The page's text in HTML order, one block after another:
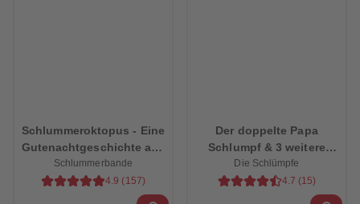
Schlummeroktopus - Eine
Gutenachtgeschichte aus
dem Ozean
Schlummerbande
4.9 (157)
Der doppelte Papa
Schlumpf & 3 weitere
schlumpfige Abenteuer
Die Schlümpfe
4.7 (15)